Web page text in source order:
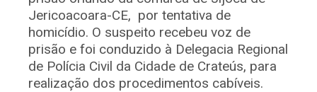
Jericoacoara-CE, por tentativa de
homicídio. O suspeito recebeu voz de
prisão e foi conduzido à Delegacia Regional
de Polícia Civil da Cidade de Crateús, para
realização dos procedimentos cabíveis.